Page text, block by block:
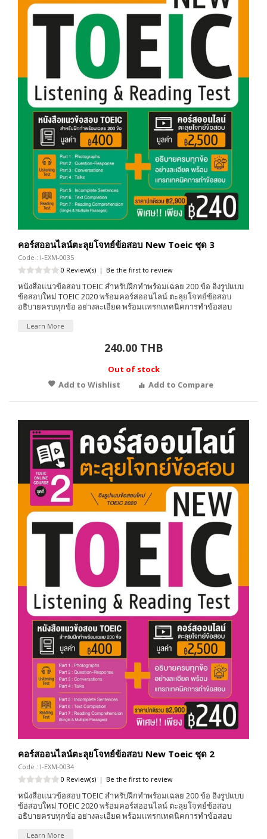
คอร์สออนไลน์ตะลุยโจทย์ข้อสอบ New Toeic ชุด 3
Code : I-EXM-0035
0 Review(s) | Be the first to review
หนังสือแนวข้อสอบ TOEIC สำหรับฝึกทำพร้อมเฉลย 200 ข้อ อิงรูปแบบ
ข้อสอบใหม่ TOEIC 2020 พร้อมคอร์สออนไลน์ ตะลุยโจทย์ข้อสอบ
อธิบายครบทุกข้อ อย่างละเอียด พร้อมแทรกเทคนิคการทำข้อสอบ
Learn More
240.00 THB
Out of stock
Add to Wishlist
Add to Compare
คอร์สออนไลน์ตะลุยโจทย์ข้อสอบ New Toeic ชุด 2
Code : I-EXM-0034
0 Review(s) | Be the first to review
หนังสือแนวข้อสอบ TOEIC สำหรับฝึกทำพร้อมเฉลย 200 ข้อ อิงรูปแบบ
ข้อสอบใหม่ TOEIC 2020 พร้อมคอร์สออนไลน์ ตะลุยโจทย์ข้อสอบ
อธิบายครบทุกข้อ อย่างละเอียด พร้อมแทรกเทคนิคการทำข้อสอบ
Learn More